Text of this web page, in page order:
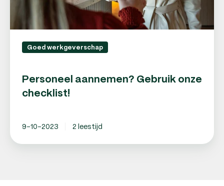
Goed werkgeverschap
Personeel aannemen? Gebruik onze
checklist!
9-10-2023 2 leestijd